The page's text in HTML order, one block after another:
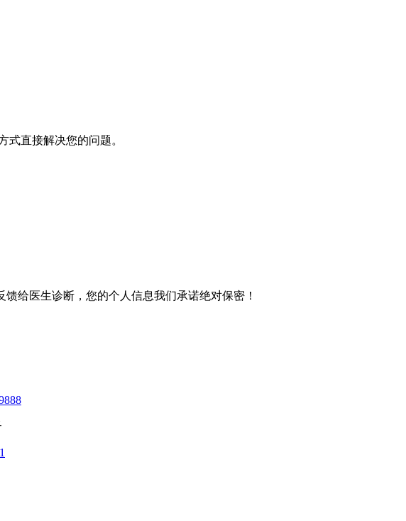
给医生诊断，您的个人信息我们承诺绝对保密！
式直接解决您的问题。